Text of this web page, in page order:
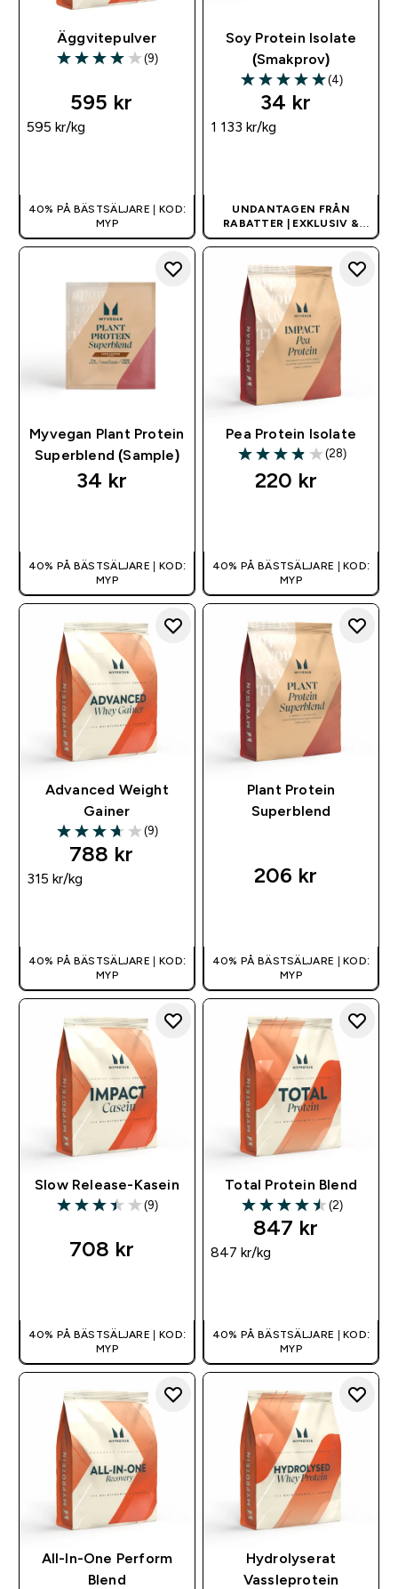
Äggvitepulver
4 out of 5 stars
(9)
595 kr‎
595 kr‎/kg
40% PÅ BÄSTSÄLJARE | KOD:
MYP
Soy Protein Isolate
(Smakprov)
5 out of 5 stars
(4)
34 kr‎
1 133 kr‎/kg
UNDANTAGEN FRÅN
RABATTER | EXKLUSIV &
BEGRÄNSAD
Myvegan Plant Protein
Superblend (Sample)
34 kr‎
40% PÅ BÄSTSÄLJARE | KOD:
MYP
Pea Protein Isolate
3.89 out of 5 stars
(28)
220 kr‎
40% PÅ BÄSTSÄLJARE | KOD:
MYP
Advanced Weight
Gainer
3.67 out of 5 stars
(9)
788 kr‎
315 kr‎/kg
40% PÅ BÄSTSÄLJARE | KOD:
MYP
Plant Protein
Superblend
206 kr‎
40% PÅ BÄSTSÄLJARE | KOD:
MYP
Slow Release-Kasein
3.44 out of 5 stars
(9)
708 kr‎
40% PÅ BÄSTSÄLJARE | KOD:
MYP
Total Protein Blend
4.5 out of 5 stars
(2)
847 kr‎
847 kr‎/kg
40% PÅ BÄSTSÄLJARE | KOD:
MYP
All-In-One Perform
Blend
Hydrolyserat
Vassleprotein